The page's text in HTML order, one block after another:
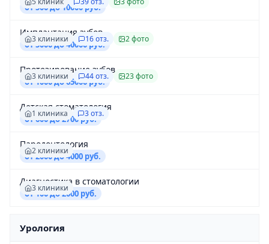
от 500 до 10000 руб.
Имплантация зубов
от 5000 до 40000 руб.
3 клиники 16 отз. 2 фото
Протезирование зубов
от 1000 до 65000 руб.
3 клиники 44 отз. 23 фото
Детская стоматология
от 600 до 2700 руб.
1 клиника 3 отз.
Пародонтология
от 2000 до 4000 руб.
2 клиники
Диагностика в стоматологии
от 100 до 2000 руб.
3 клиники
Урология